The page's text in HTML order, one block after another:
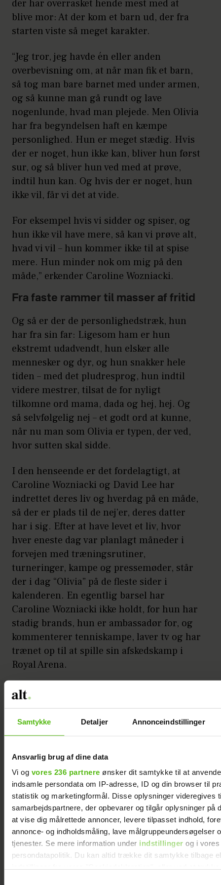
Samtykke Detaljer Annonceindstillinger
Ansvarlig brug af dine data
Vi og vores 236 partnere ønsker dit samtykke til at
indsamle persondata om IP-adresse, ID og din browser til
statistik og marketingformål. Disse oplysninger videregives
samarbejdspartnere, der opbevarer og tilgår oplysninger på
at vise dig målrettede annoncer, levere tilpasset indhold,
annonce- og indholdsmåling, lave målgruppeundersøgelser
tjenester. Se mere information under indstillinger og i vores
persondatapolitik. Du kan altid trække dit samtykke tilbage
der har overrasket hende mest med at
blive mor: At der kom et barn ud, der fra
starten viste så meget karakter.
“Jeg tror, jeg havde én eller anden
overbevisning om, at når man fik et barn,
så tog man bare barnet med under armen,
og så kunne man gå rundt og lave
nogenlunde, hvad man plejede. Men Olivia
har fra begyndelsen haft en kæmpe
personlighed. Hun er meget stædig. Hvis
der er noget, hun ikke kan, bliver hun først
sur, og så bliver hun ved med at prøve,
indtil hun kan. Og hvis der er noget, hun
ikke vil, får vi det at vide.
For eksempel hvis vi sidder og spiser, og
hun ikke vil have mere, så kan vi prøve alt,
hvad vi vil – hun kommer ikke til at spise
mere. Hun minder nok om mig på den
måde,” erkender Caroline Wozniacki.
Fra faste rammer til masser af fritid
Og så er der de personlighedstræk, hun
har fra sin far: Ligesom ham er hun
ekstremt udadvendt, hun elsker alle
mennesker og dyr, og hun snakker hele
tiden – med det pludresprog, hun indtil
videre mestrer, tilsat de for nyligt
tilkomne ord mama, dada og hej, hej. Og
så selvfølgelig nej – et godt ord at kunne,
når nu man som Olivia er typen, der ved,
hvor sutten skal sidde.
I den henseende er det fordelagtigt, at
Caroline Wozniacki og David Lee har
indrettet deres liv og hverdag på en måde,
så der er plads til de nej’er, deres datter
har i sig. Efter at have levet et liv, hvor
hver eneste dag var planlagt måneder i
forvejen med træningsrutiner,
turneringer, kampe og pressemøder, står
der i dag “Olivia” på de fleste sider i
kalenderen. En egentlig barsel har
Caroline Wozniacki ikke holdt, for hun har
stadig brands, hun er ambassadør for, og
kommenterer tenniskampe, laver tv og har
trænet op til at spille sin afskedskamp i
Royal Arena.
David Lee arbejder på samme måde – uden
faste mødetider. Fælles for dem er, at de
selv kan vælge hvornår og hvordan de vil
arbejde, og at de kan sprede opgaverne ud,
så der er masser plads til det, der er det
vigtigste for dem nu: At være Olivias
forældre. Udefra set kan det virke som en